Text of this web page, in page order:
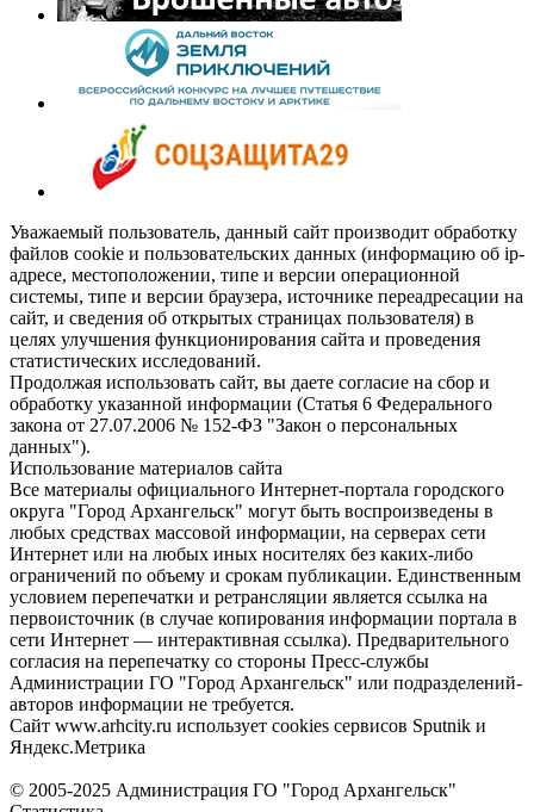
Уважаемый пользователь, данный сайт производит обработку
файлов cookie и пользовательских данных (информацию об ip-
адресе, местоположении, типе и версии операционной
системы, типе и версии браузера, источнике переадресации на
сайт, и сведения об открытых страницах пользователя) в
целях улучшения функционирования сайта и проведения
статистических исследований.
Продолжая использовать сайт, вы даете согласие на сбор и
обработку указанной информации (Статья 6 Федерального
закона от 27.07.2006 № 152-ФЗ "Закон о персональных
данных").
Использование материалов сайта
Все материалы официального Интернет-портала городского
округа "Город Архангельск" могут быть воспроизведены в
любых средствах массовой информации, на серверах сети
Интернет или на любых иных носителях без каких-либо
ограничений по объему и срокам публикации. Единственным
условием перепечатки и ретрансляции является ссылка на
первоисточник (в случае копирования информации портала в
сети Интернет — интерактивная ссылка). Предварительного
согласия на перепечатку со стороны Пресс-службы
Администрации ГО "Город Архангельск" или подразделений-
авторов информации не требуется.
Сайт www.arhcity.ru использует cookies сервисов Sputnik и
Яндекс.Метрика
© 2005-2025 Администрация ГО "Город Архангельск"